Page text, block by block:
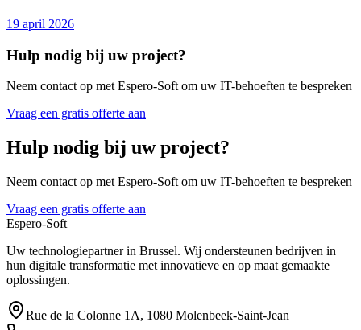
19 april 2026
Hulp nodig bij uw project?
Neem contact op met Espero-Soft om uw IT-behoeften te bespreken
Vraag een gratis offerte aan
Hulp nodig bij uw project?
Neem contact op met Espero-Soft om uw IT-behoeften te bespreken
Vraag een gratis offerte aan
Espero-Soft
Uw technologiepartner in Brussel. Wij ondersteunen bedrijven in
hun digitale transformatie met innovatieve en op maat gemaakte
oplossingen.
Rue de la Colonne 1A, 1080 Molenbeek-Saint-Jean